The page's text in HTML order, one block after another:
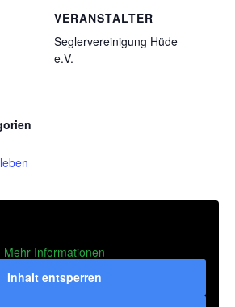
VERANSTALTER
Seglervereinigung Hüde
e.V.
Mehr Informationen
Inhalt entsperren